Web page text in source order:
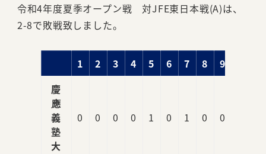
令和4年度夏季オープン戦 対JFE東日本戦(A)は、
2-8で敗戦致しました。
1 2 3 4 5 6 7 8 9
慶
應
義
塾
大
0 0 0 0 1 0 1 0 0